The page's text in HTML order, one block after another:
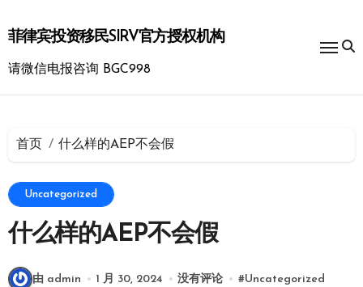
到
内
菲律宾投资移民SIRV官方授权机构
请微信电报咨询 BGC998
首页 什么样的AEP不会假
Uncategorized
什么样的AEP不会假
由 admin 1 月 30, 2024 没有评论 #Uncategorized